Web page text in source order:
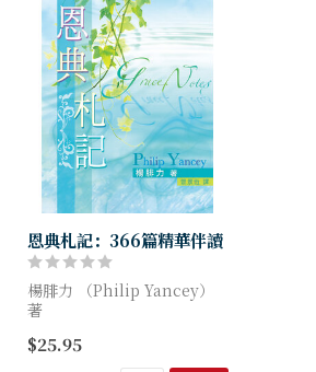
恩典札記：366篇精華伴讀
楊腓力 （Philip Yancey）
著
過往30年，作者成為最矚目的
$25.95